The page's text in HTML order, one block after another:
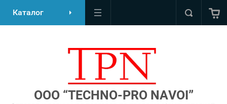
Каталог
OOO “TECHNO-PRO NAVOI”